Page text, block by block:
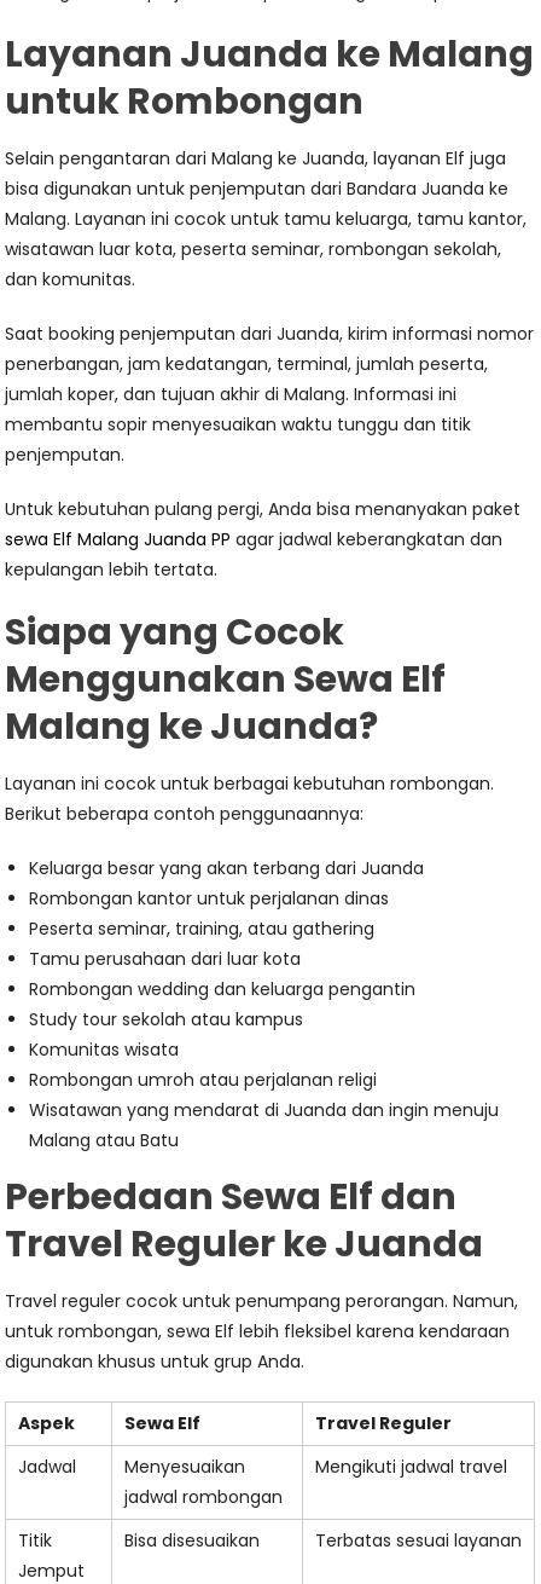
Layanan Juanda ke Malang
untuk Rombongan
Selain pengantaran dari Malang ke Juanda, layanan Elf juga
bisa digunakan untuk penjemputan dari Bandara Juanda ke
Malang. Layanan ini cocok untuk tamu keluarga, tamu kantor,
wisatawan luar kota, peserta seminar, rombongan sekolah,
dan komunitas.
Saat booking penjemputan dari Juanda, kirim informasi nomor
penerbangan, jam kedatangan, terminal, jumlah peserta,
jumlah koper, dan tujuan akhir di Malang. Informasi ini
membantu sopir menyesuaikan waktu tunggu dan titik
penjemputan.
Untuk kebutuhan pulang pergi, Anda bisa menanyakan paket
sewa Elf Malang Juanda PP agar jadwal keberangkatan dan
kepulangan lebih tertata.
Siapa yang Cocok
Menggunakan Sewa Elf
Malang ke Juanda?
Layanan ini cocok untuk berbagai kebutuhan rombongan.
Berikut beberapa contoh penggunaannya:
Keluarga besar yang akan terbang dari Juanda
Rombongan kantor untuk perjalanan dinas
Peserta seminar, training, atau gathering
Tamu perusahaan dari luar kota
Rombongan wedding dan keluarga pengantin
Study tour sekolah atau kampus
Komunitas wisata
Rombongan umroh atau perjalanan religi
Wisatawan yang mendarat di Juanda dan ingin menuju
Malang atau Batu
Perbedaan Sewa Elf dan
Travel Reguler ke Juanda
Travel reguler cocok untuk penumpang perorangan. Namun,
untuk rombongan, sewa Elf lebih fleksibel karena kendaraan
digunakan khusus untuk grup Anda.
Aspek Sewa Elf
Travel Reguler
Jadwal
Menyesuaikan
jadwal rombongan
Mengikuti jadwal travel
Titik
Jemput
Bisa disesuaikan Terbatas sesuai layanan